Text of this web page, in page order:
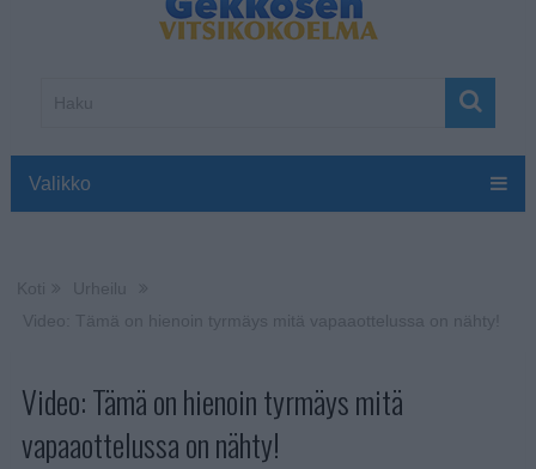
Valikko
Video: Tämä on hienoin tyrmäys mitä
vapaaottelussa on nähty!